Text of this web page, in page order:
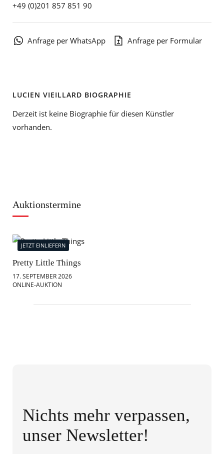
+49 (0)201 857 851 90
Anfrage per WhatsApp Anfrage per Formular
LUCIEN VIEILLARD BIOGRAPHIE
Derzeit ist keine Biographie für diesen Künstler
vorhanden.
Auktionstermine
JETZT EINLIEFERN
Pretty Little Things
17. SEPTEMBER 2026
ONLINE-AUKTION
Nichts mehr verpassen,
unser Newsletter!